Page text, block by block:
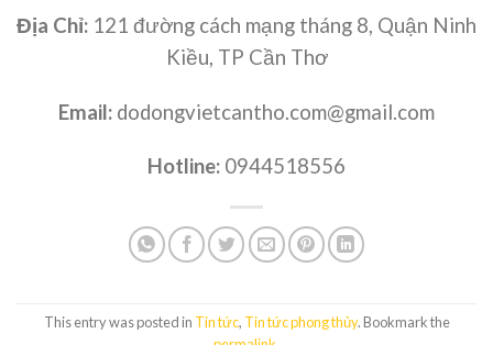
Địa Chỉ: 121 đường cách mạng tháng 8, Quận Ninh
Kiều, TP Cần Thơ
Email: dodongvietcantho.com@gmail.com
Hotline: 0944518556
This entry was posted in Tin tức, Tin tức phong thủy. Bookmark the